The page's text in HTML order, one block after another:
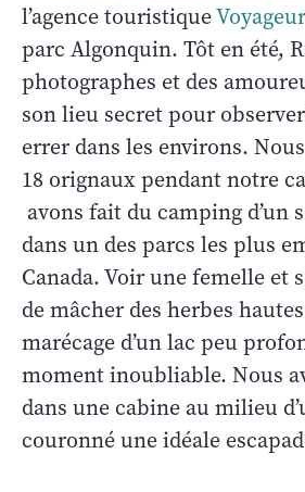
l’agence touristique
parc Algonquin. Tôt en été,
photographes et des
son lieu secret pour
errer dans les environs.
18 orignaux pendant notre
avons fait du camping d’un
dans un des parcs les plus
Canada. Voir une femelle et
de mâcher des herbes
marécage d’un lac peu
moment inoubliable. Nous
dans une cabine au milieu
couronné une idéale